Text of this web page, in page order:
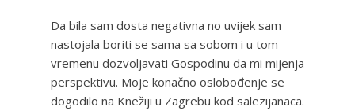
Da bila sam dosta negativna no uvijek sam
nastojala boriti se sama sa sobom i u tom
vremenu dozvoljavati Gospodinu da mi mijenja
perspektivu. Moje konačno oslobođenje se
dogodilo na Knežiji u Zagrebu kod salezijanaca.